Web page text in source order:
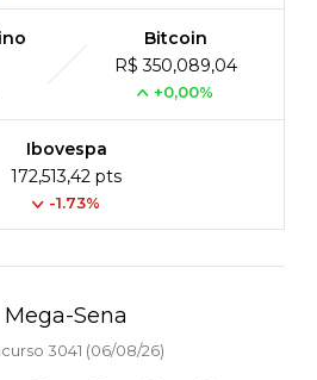
Bitcoin
R$ 350,089,04
+0,00%
Ibovespa
172,513,42 pts
-1.73%
Mega-Sena
3041 (06/08/26)